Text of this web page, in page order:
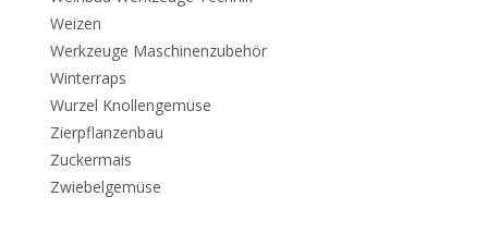
Weizen
Werkzeuge Maschinenzubehör
Winterraps
Wurzel Knollengemüse
Zierpflanzenbau
Zuckermais
Zwiebelgemüse